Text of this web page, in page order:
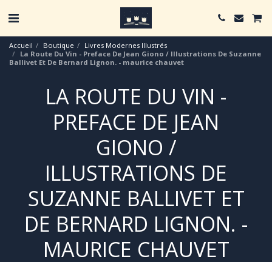
Accueil Boutique
Livres Modernes Illustrés
La Route Du Vin - Preface De Jean Giono / Illustrations De Suzanne
Ballivet Et De Bernard Lignon. - maurice chauvet
LA ROUTE DU VIN -
PREFACE DE JEAN
GIONO /
ILLUSTRATIONS DE
SUZANNE BALLIVET ET
DE BERNARD LIGNON. -
MAURICE CHAUVET